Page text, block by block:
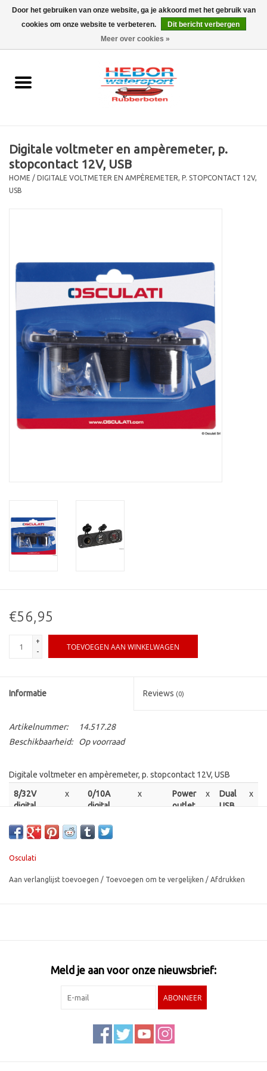
0 Artikelen - €0,00
Outboard
Trailer
Waterski en fun
Digitale voltmeter en ampèremeter, p.
stopcontact 12V, USB
HOME / DIGITALE VOLTMETER EN AMPÈREMETER, P. STOPCONTACT 12V,
USB
€56,95
+
-
TOEVOEGEN AAN WINKELWAGEN
Informatie Reviews (0)
Artikelnummer:
14.517.28
Beschikbaarheid:
Op voorraad
Digitale voltmeter en ampèremeter, p. stopcontact 12V, USB
8/32V
digital
x
0/10A
digital
x
Power
outlet
x
Dual
USB
x
A
2.1
Version
Osculati
Aan verlanglijst toevoegen / Toevoegen om te vergelijken / Afdrukken
Meld je aan voor onze nieuwsbrief:
ABONNEER
Door het gebruiken van onze website, ga je akkoord met het gebruik van
cookies om onze website te verbeteren.
Dit bericht verbergen
Meer over cookies »